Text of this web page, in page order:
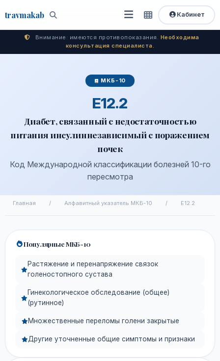
travmakab Поиск
Открыть
меню
Быстрый
доступ
Кабинет
Внимание: имеются противопоказания. Необходима
консультация специалиста.
МКБ-10
E12.2
Диабет, связанный с недостаточностью
питания инсулиннезависимый с поражением
почек
Код Международной классификации болезней 10-го
пересмотра
Главная / Алфавитный указатель МКБ-10 / E12.2
Популярные МКБ-10
Растяжение и перенапряжение связок
голеностопного сустава
Гинекологическое обследование (общее)
(рутинное)
Множественные переломы голени закрытые
Другие уточненные общие симптомы и признаки